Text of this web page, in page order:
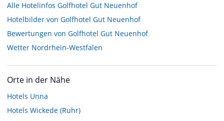
Alle Hotelinfos Golfhotel Gut Neuenhof
Hotelbilder von Golfhotel Gut Neuenhof
Bewertungen von Golfhotel Gut Neuenhof
Wetter Nordrhein-Westfalen
Orte in der Nähe
Hotels Unna
Hotels Wickede (Ruhr)